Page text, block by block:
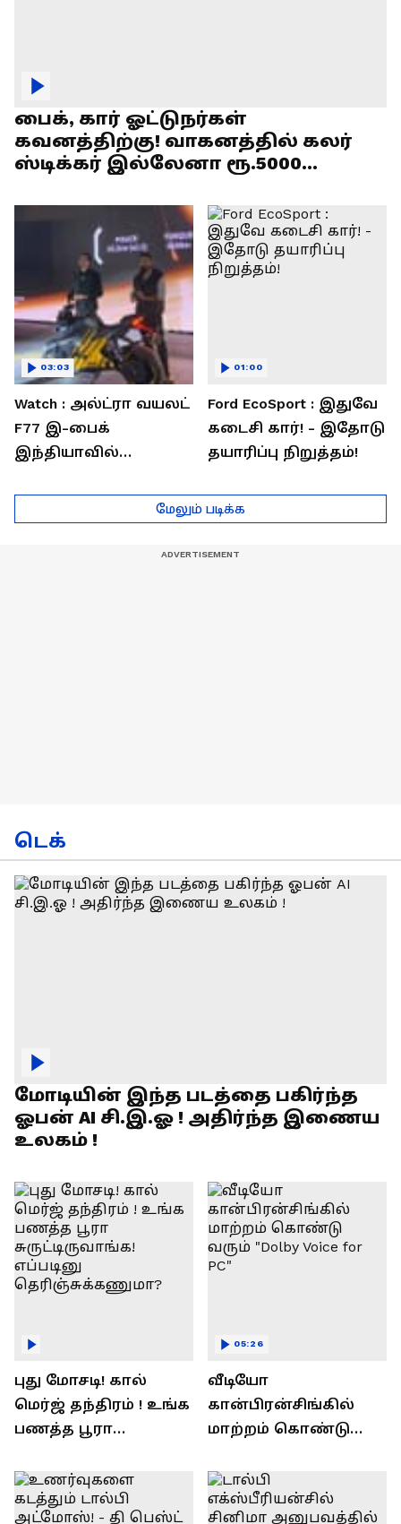
பைக், கார் ஓட்டுநர்கள்
கவனத்திற்கு! வாகனத்தில் கலர்
ஸ்டிக்கர் இல்லேனா ரூ.5000
Watch : அல்ட்ரா வயலட்
F77 இ-பைக்
இந்தியாவில்
சார்ஜில் 307கி.மீ
பயணம்!
03:03
Ford EcoSport : இதுவே
கடைசி கார்! - இதோடு
தயாரிப்பு நிறுத்தம்!
01:00
மேலும் படிக்க
டெக்
மோடியின் இந்த படத்தை பகிர்ந்த
ஓபன் AI சி.இ.ஓ ! அதிர்ந்த இணைய
உலகம் !
புது மோசடி! கால்
மெர்ஜ் தந்திரம் ! உங்க
பணத்த பூரா
எப்படினு
தெரிஞ்சுக்கணுமா?
வீடியோ
கான்பிரன்சிங்கில்
மாற்றம் கொண்டு
PC"
05:26